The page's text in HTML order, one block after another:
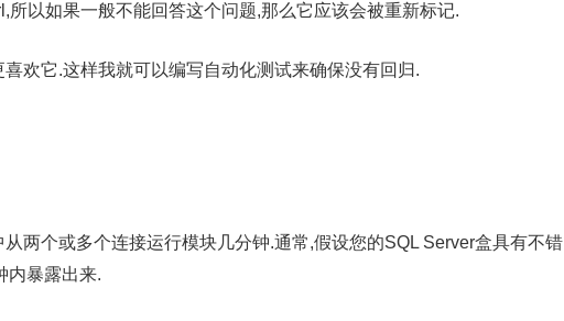
以如果一般不能回答这个问题,那么它应该会被重新标记.
欢它.这样我就可以编写自动化测试来确保没有回归.
两个或多个连接运行模块几分钟.通常,假设您的SQL Server盒具有不错
内暴露出来.